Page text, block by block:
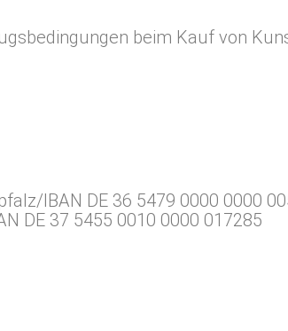
beim Kauf von
IBAN DE 36 5479 0000 0000
DE 37 5455 0010 0000 017285